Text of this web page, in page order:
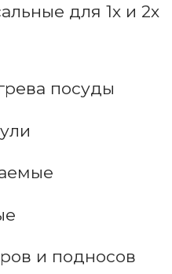
для 1х и 2х
посуды
и подносов